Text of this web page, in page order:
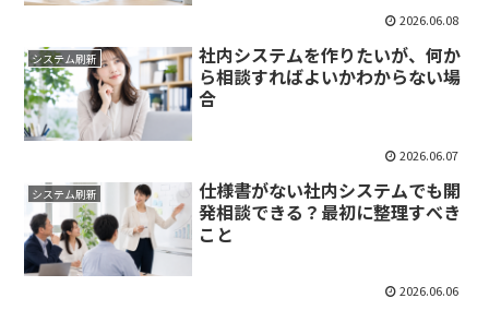
2026.06.08
システム刷新
社内システムを作りたいが、何か
ら相談すればよいかわからない場
合
2026.06.07
システム刷新
仕様書がない社内システムでも開
発相談できる？最初に整理すべき
こと
2026.06.06